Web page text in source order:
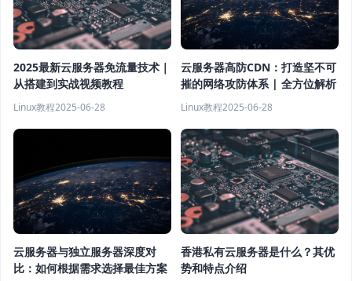
2025最新云服务器免流量技术｜
从搭建到实战视频教程
Linux教程2025-06-28
云服务器高防CDN：打造坚不可
摧的网络攻防体系 | 全方位解析
Linux教程2025-06-28
云服务器与独立服务器深度对
比：如何根据需求选择最佳方案
香港私有云服务器是什么？其优
势和特点介绍